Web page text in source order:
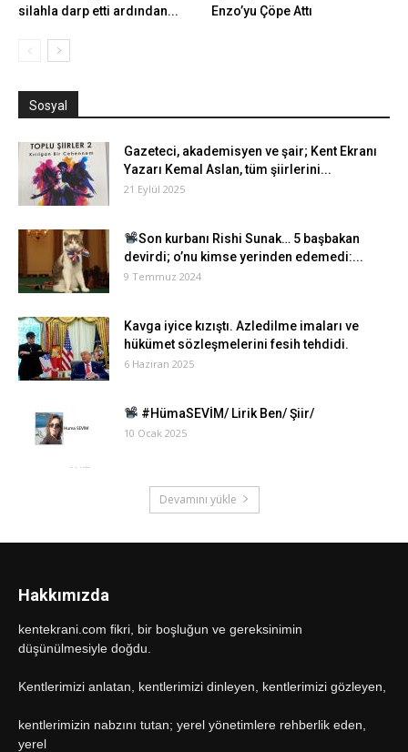
silahla darp etti ardından...
Enzo’yu Çöpe Attı
Sosyal
Gazeteci, akademisyen ve şair; Kent Ekranı
Yazarı Kemal Aslan, tüm şiirlerini...
21 Eylül 2025
Son kurbanı Rishi Sunak… 5 başbakan
devirdi; o’nu kimse yerinden edemedi:...
9 Temmuz 2024
Kavga iyice kızıştı. Azledilme imaları ve
hükümet sözleşmelerini fesih tehdidi.
6 Haziran 2025
#HümaSEVİM/ Lirik Ben/ Şiir/
10 Ocak 2025
Devamını yükle
Hakkımızda
kentekrani.com fikri, bir boşluğun ve gereksinimin
düşünülmesiyle doğdu.
Kentlerimizi anlatan, kentlerimizi dinleyen, kentlerimizi gözleyen,
kentlerimizin nabzını tutan; yerel yönetimlere rehberlik eden,
yerel